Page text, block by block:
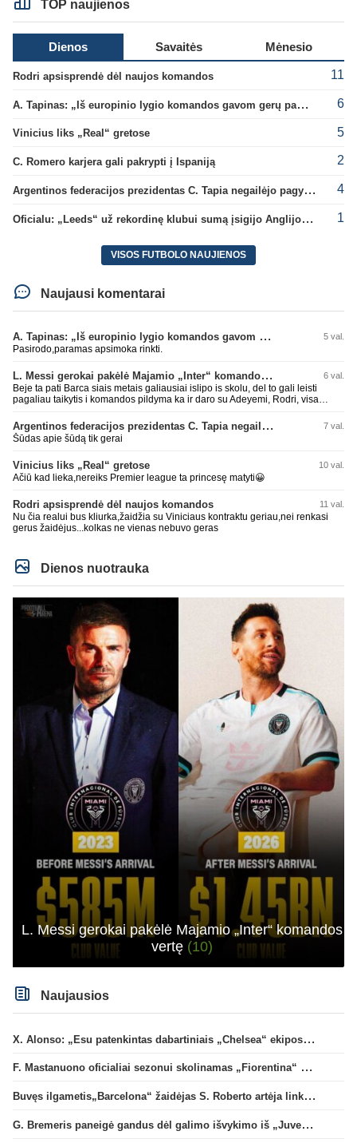
TOP naujienos
Dienos Savaitės Mėnesio
Rodri apsisprendė dėl naujos komandos 11
A. Tapinas: „Iš europinio lygio komandos gavom gerų pamokų“ 6
Vinicius liks „Real“ gretose 5
C. Romero karjera gali pakrypti į Ispaniją 2
Argentinos federacijos prezidentas C. Tapia negailėjo pagyrų G. Infantino 4
Oficialu: „Leeds“ už rekordinę klubui sumą įsigijo Anglijos rinktinės vartininką 1
VISOS FUTBOLO NAUJIENOS
Naujausi komentarai
A. Tapinas: „Iš europinio lygio komandos gavom gerų pamokų“ 5 val.
Pasirodo,paramas apsimoka rinkti.
L. Messi gerokai pakėlė Majamio „Inter“ komandos vertę 6 val.
Beje ta pati Barca siais metais galiausiai islipo is skolu, del to gali leisti
pagaliau taikytis i komandos pildyma ka ir daro su Adeyemi, Rodri, visa
Argentinos federacijos prezidentas C. Tapia negailėjo pagyrų G. Infantino 7 val.
Šūdas apie šūdą tik gerai
Vinicius liks „Real“ gretose 10 val.
Ačiū kad lieka,nereiks Premier league ta princesę matyti😀
Rodri apsisprendė dėl naujos komandos 11 val.
Nu čia realui bus kliurka,žaidžia su Viniciaus kontraktu geriau,nei renkasi
gerus žaidėjus...kolkas ne vienas nebuvo geras
Dienos nuotrauka
L. Messi gerokai pakėlė Majamio „Inter“ komandos
vertę (10)
Naujausios
X. Alonso: „Esu patenkintas dabartiniais „Chelsea“ ekipos vartininkais“
F. Mastanuono oficialiai sezonui skolinamas „Fiorentina“ ekipai
Buvęs ilgametis„Barcelona“ žaidėjas S. Roberto artėja link persikėlimo į MLS
G. Bremeris paneigė gandus dėl galimo išvykimo iš „Juventus“ klubo